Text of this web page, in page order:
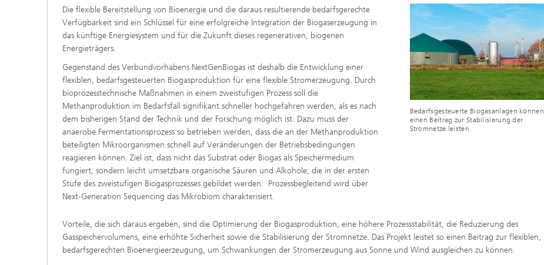
Beschichtungen und
Beschichtungstechnologien
Zellbasierte 2D-Assays für
Diagnostik, Qualitätskontrolle und
Screening
Dreidimensionale (3D) Hautmodelle
als In-vitro-Testsysteme
Dreidimensionale (3D) Mikrogewebe:
Organoide und Sphäroide
Produktionszelllinien
Trocknung mit überhitztem Dampf
Gewinnung von Biogas durch
Hochlastfaulung von Klärschlamm,
Gülle und organischen Reststoffen
Rückgewinnung von Nährstoffen aus
Reststoffströmen zur Herstellung
von Düngemitteln
Zukunftsmaterialien
Mikrobielle Katalyse
Industrielle Biotechnologie
Weitere analytische Methoden
Die flexible Bereitstellung von Bioenergie und die daraus resultierende bedarfsgerechte
Verfügbarkeit sind ein Schlüssel für eine erfolgreiche Integration der Biogaserzeugung in
das künftige Energiesystem und für die Zukunft dieses regenerativen, biogenen
Energieträgers.
Gegenstand des Verbundvorhabens NextGenBiogas ist deshalb die Entwicklung einer
flexiblen, bedarfsgesteuerten Biogasproduktion für eine flexible Stromerzeugung. Durch
bioprozesstechnische Maßnahmen in einem zweistufigen Prozess soll die
Methanproduktion im Bedarfsfall signifikant schneller hochgefahren werden, als es nach
dem bisherigen Stand der Technik und der Forschung möglich ist. Dazu muss der
anaerobe Fermentationsprozess so betrieben werden, dass die an der Methanproduktion
beteiligten Mikroorganismen schnell auf Veränderungen der Betriebsbedingungen
reagieren können. Ziel ist, dass nicht das Substrat oder Biogas als Speichermedium
fungiert, sondern leicht umsetzbare organische Säuren und Alkohole, die in der ersten
Stufe des zweistufigen Biogasprozesses gebildet werden. Prozessbegleitend wird über
Next‑Generation Sequencing das Mikrobiom charakterisiert.
Bedarfsgesteuerte Biogasanlagen können
einen Beitrag zur Stabilisierung der
Stromnetze leisten.
Vorteile, die sich daraus ergeben, sind die Optimierung der Biogasproduktion, eine höhere Prozessstabilität, die Reduzierung des
Gasspeichervolumens, eine erhöhte Sicherheit sowie die Stabilisierung der Stromnetze. Das Projekt leistet so einen Beitrag zur flexiblen,
bedarfsgerechten Bioenergieerzeugung, um Schwankungen der Stromerzeugung aus Sonne und Wind ausgleichen zu können.